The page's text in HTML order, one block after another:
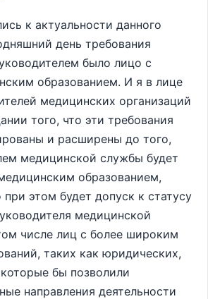
к актуальности данного
день требования
было лицо с
образованием. И я в лице
медицинских организаций
того, что эти требования
и расширены до того,
медицинской службы будет
образованием,
при этом будет допуск к статусу
медицинской
числе лиц с более широким
таких как юридических,
бы позволили
направления деятельности